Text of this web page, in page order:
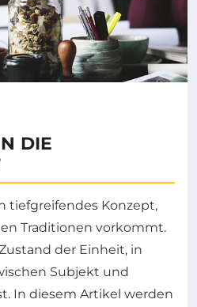
DIE
tiefgreifendes Konzept,
Traditionen vorkommt.
der Einheit, in
Subjekt und
In diesem Artikel werden